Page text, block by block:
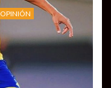
OPINIÓN